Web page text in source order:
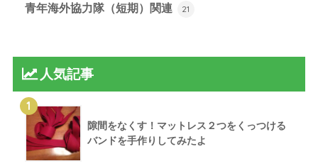
青年海外協力隊（短期）関連 21
人気記事
1
隙間をなくす！マットレス２つをくっつける
バンドを手作りしてみたよ